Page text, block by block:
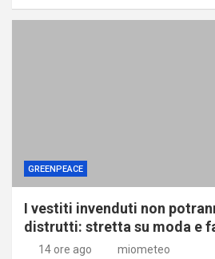
GREENPEACE
I vestiti invenduti non
distrutti: stretta su moda e
14 ore ago miometeo